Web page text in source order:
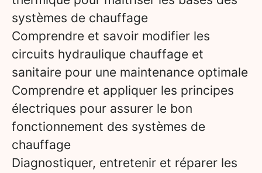
systèmes de chauffage
Comprendre et savoir modifier les
circuits hydraulique chauffage et
sanitaire pour une maintenance optimale
Comprendre et appliquer les principes
électriques pour assurer le bon
fonctionnement des systèmes de
chauffage
Diagnostiquer, entretenir et réparer les